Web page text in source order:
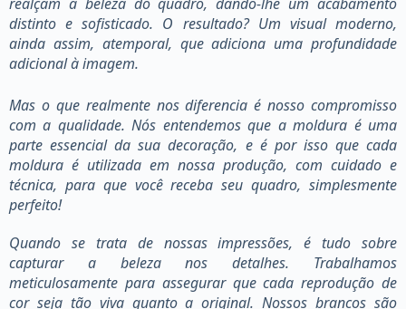
realçam a beleza do quadro, dando-lhe um acabamento
distinto e sofisticado. O resultado? Um visual moderno,
ainda assim, atemporal, que adiciona uma profundidade
adicional à imagem.
Mas o que realmente nos diferencia é nosso compromisso
com a qualidade. Nós entendemos que a moldura é uma
parte essencial da sua decoração, e é por isso que cada
moldura é utilizada em nossa produção, com cuidado e
técnica, para que você receba seu quadro, simplesmente
perfeito!
Quando se trata de nossas impressões, é tudo sobre
capturar a beleza nos detalhes. Trabalhamos
meticulosamente para assegurar que cada reprodução de
cor seja tão viva quanto a original. Nossos brancos são